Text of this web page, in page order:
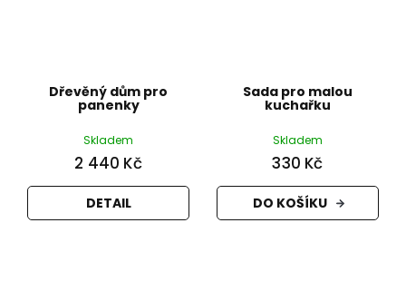
Dřevěný dům pro
panenky
Skladem
2 440 Kč
DETAIL
Sada pro malou
kuchařku
Skladem
330 Kč
DO KOŠÍKU